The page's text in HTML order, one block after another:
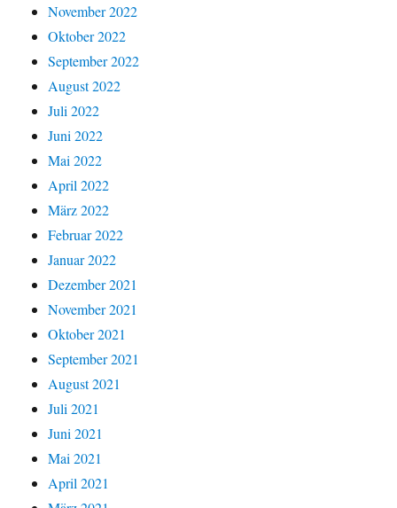
November 2022
Oktober 2022
September 2022
August 2022
Juli 2022
Juni 2022
Mai 2022
April 2022
März 2022
Februar 2022
Januar 2022
Dezember 2021
November 2021
Oktober 2021
September 2021
August 2021
Juli 2021
Juni 2021
Mai 2021
April 2021